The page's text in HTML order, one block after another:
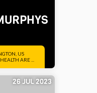
US
ARE ...
26 JUL 2023